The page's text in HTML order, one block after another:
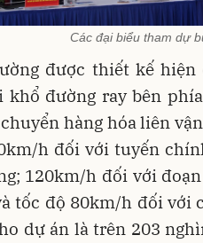
Các đại biểu tham dự
được thiết kế
khổ đường ray bên
hàng hóa liên
h đối với tuyến
120km/h đối với
tốc độ 80km/h đối với
dự án là trên 203